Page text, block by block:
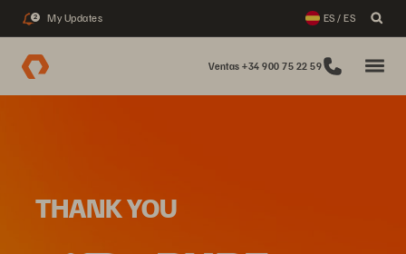
2 My Updates ES / ES
Ventas +34 900 75 22 59
THANK YOU